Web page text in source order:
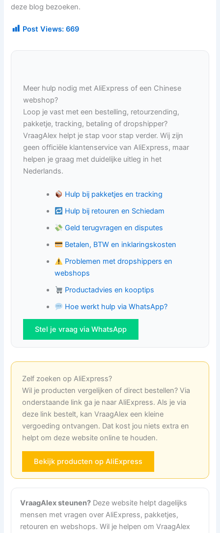
deze blog bezoeken.
Post Views: 669
Meer hulp nodig met AliExpress of een Chinese
webshop?
Loop je vast met een bestelling, retourzending,
pakketje, tracking, betaling of dropshipper?
VraagAlex helpt je stap voor stap verder. Wij zijn
geen officiële klantenservice van AliExpress, maar
helpen je graag met duidelijke uitleg in het
Nederlands.
Hulp bij pakketjes en tracking
Hulp bij retouren en Schiedam
Geld terugvragen en disputes
Betalen, BTW en inklaringskosten
Problemen met dropshippers en
webshops
Productadvies en kooptips
Hoe werkt hulp via WhatsApp?
Stel je vraag via WhatsApp
Zelf zoeken op AliExpress?
Wil je producten vergelijken of direct bestellen? Via
onderstaande link ga je naar AliExpress. Als je via
deze link bestelt, kan VraagAlex een kleine
vergoeding ontvangen. Dat kost jou niets extra en
helpt om deze website online te houden.
Bekijk producten op AliExpress
VraagAlex steunen? Deze website helpt dagelijks
mensen met vragen over AliExpress, pakketjes,
retouren en webshops. Wil je helpen om VraagAlex